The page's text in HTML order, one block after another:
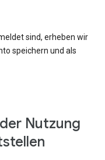
sind, erheben wir
speichern und als
Nutzung